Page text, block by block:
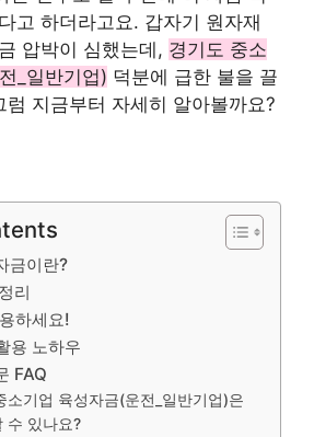
고 하더라고요. 갑자기 원자재
압박이 심했는데, 경기도 중소
_일반기업) 덕분에 급한 불을 끌
럼 지금부터 자세히 알아볼까요?
금이란?
리
하세요!
용 노하우
FAQ
소기업 육성자금(운전_일반기업)은
수 있나요?